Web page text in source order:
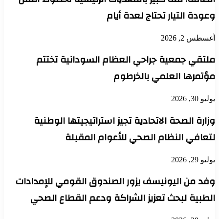
وعودة التيار تحتاج لعدة أيام
أغسطس 2, 2026
ملتقي جمعية جراحي العظام السودانية تختتم
مؤتمرها العلمي بالخرطوم
يوليو 30, 2026
وزارة الصحة الاتحادية تجيز استراتيجيتها الوطنية
لتعافي النظام الصحي للأعوام المقبلة
يوليو 29, 2026
وفد من اليونيسف يزور الصندوق القومي للإمدادات
الطبية لبحث تعزيز الشراكة ودعم القطاع الصحي